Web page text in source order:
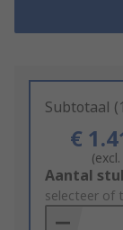
Subtotaal
€
Add
to
Basket
Aantal
selecteer of